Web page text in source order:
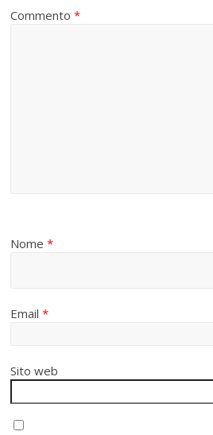
Commento*
Nome*
Email*
Sito web